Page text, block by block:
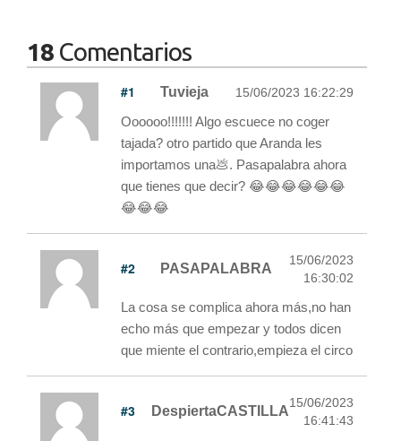
18 Comentarios
#1 Tuvieja 15/06/2023 16:22:29
Oooooo!!!!!!! Algo escuece no coger
tajada? otro partido que Aranda les
importamos una💩. Pasapalabra ahora
que tienes que decir? 😂😂😂😂😂😂
😂😂😂
#2 PASAPALABRA
15/06/2023
16:30:02
La cosa se complica ahora más,no han
echo más que empezar y todos dicen
que miente el contrario,empieza el circo
#3 DespiertaCASTILLA
15/06/2023
16:41:43